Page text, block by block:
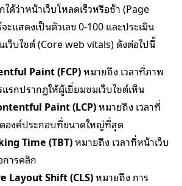
ได้ว่าหน้าเว็บโหลดเร็วหรือช้า (Page
แสดงเป็นตัวเลข 0-100 และประเมิน
ว็บไซต์ (Core web vitals) ดังต่อไปนี้
Paint (FCP)หมายถึง เวลาที่ภาพ
รกปรากฏให้ผู้เยี่ยมชมเว็บไซต์เห็น
Paint (LCP)หมายถึง เวลาที่
องค์ประกอบที่ขนาดใหญ่ที่สุด
Time (TBT)หมายถึง เวลาที่หน้าเว็บ
ารคลิก
Layout Shift (CLS)หมายถึง การ